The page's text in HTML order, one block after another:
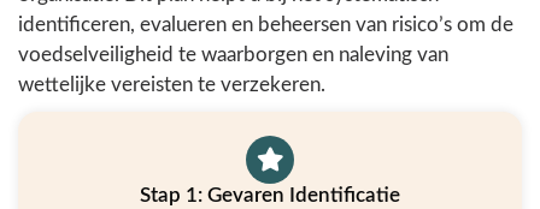
identificeren, evalueren en beheersen van risico’s om de
voedselveiligheid te waarborgen en naleving van
wettelijke vereisten te verzekeren.
Stap 1: Gevaren Identificatie